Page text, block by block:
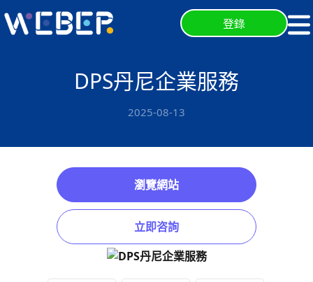
登錄
DPS丹尼企業服務
2025-08-13
瀏覽網站
立即咨詢